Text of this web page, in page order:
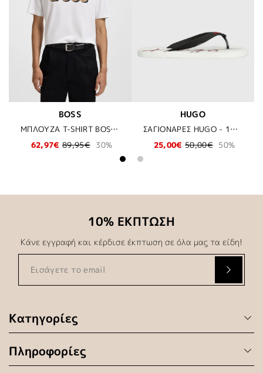
ΜΠΛΟΥΖΑ T-SHIRT BOSS - 100 ΛΕΥΚΟ
62,97€ 89,95€ 30%
ΣΑΓΙΟΝΑΡΕΣ HUGO - 121 ΕΚΡΟΥ
25,00€ 50,00€ 50%
Κατηγορίες
Πληροφορίες
10% ΕΚΠΤΩΣΗ
Κάνε εγγραφή και κέρδισε έκπτωση σε όλα μας τα είδη!